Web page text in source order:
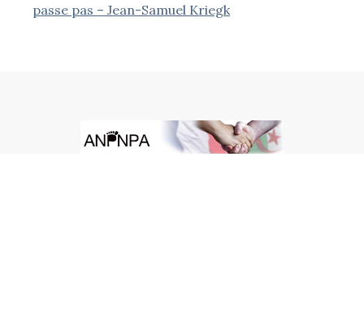
passe pas – Jean-Samuel Kriegk